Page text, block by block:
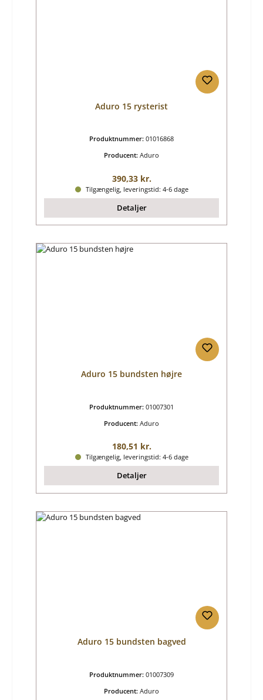
Aduro 15 rysterist
Produktnummer: 01016868
Producent: Aduro
Almindelig pris:
390,33 kr.
Tilgængelig, leveringstid: 4-6 dage
Detaljer
Aduro 15 bundsten højre
Produktnummer: 01007301
Producent: Aduro
Almindelig pris:
180,51 kr.
Tilgængelig, leveringstid: 4-6 dage
Detaljer
Aduro 15 bundsten bagved
Produktnummer: 01007309
Producent: Aduro